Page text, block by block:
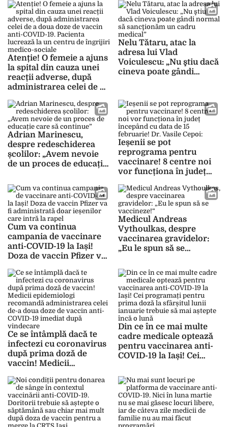
COVID-19”
Sute de cadre medicale s-
au înscris pe liste pentru
a face parte din echipele
de vaccinare
Atenție! O femeie a ajuns
la spital din cauza unei
reacții adverse, după
administrarea celei de a
anti-COVID-19. Pacienta
lucrează la un centru de
îngrijiri medico-sociale
Nelu Tătaru, atac la
adresa lui Vlad
Voiculescu: „Nu ştiu dacă
cineva poate gândi
Adrian Marinescu,
despre redeschiderea
școlilor: „Avem nevoie
de un proces de educație
Ieșenii se pot
reprograma pentru
vaccinare! 8 centre noi
vor funcționa în județ
februarie! Dr. Vasile
Cepoi: „Oricine poate
anula o planificare”
Cum va continua
campania de vaccinare
anti-COVID-19 la Iași!
Doza de vaccin Pfizer va
ieșenilor care intră la
rapel
Medicul Andreas
Vythoulkas, despre
vaccinarea gravidelor:
„Eu le spun să se
Ce se întâmplă dacă te
infectezi cu coronavirus
după prima doză de
vaccin! Medicii
administrarea celei de-a
doua doze de vaccin
anti-COVID-19 imediat
după vindecare
Din ce în ce mai multe
cadre medicale optează
pentru vaccinarea anti-
COVID-19 la Iași! Cei
doză la sfârșitul lunii
ianuarie trebuie să mai
aștepte încă o lună